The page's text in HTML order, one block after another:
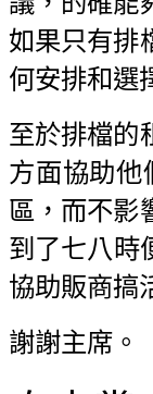
如果只有排
何安排和選
至於排檔的
方面協助他
區，而不影
到了七八時
協助販商搞
謝謝主席。